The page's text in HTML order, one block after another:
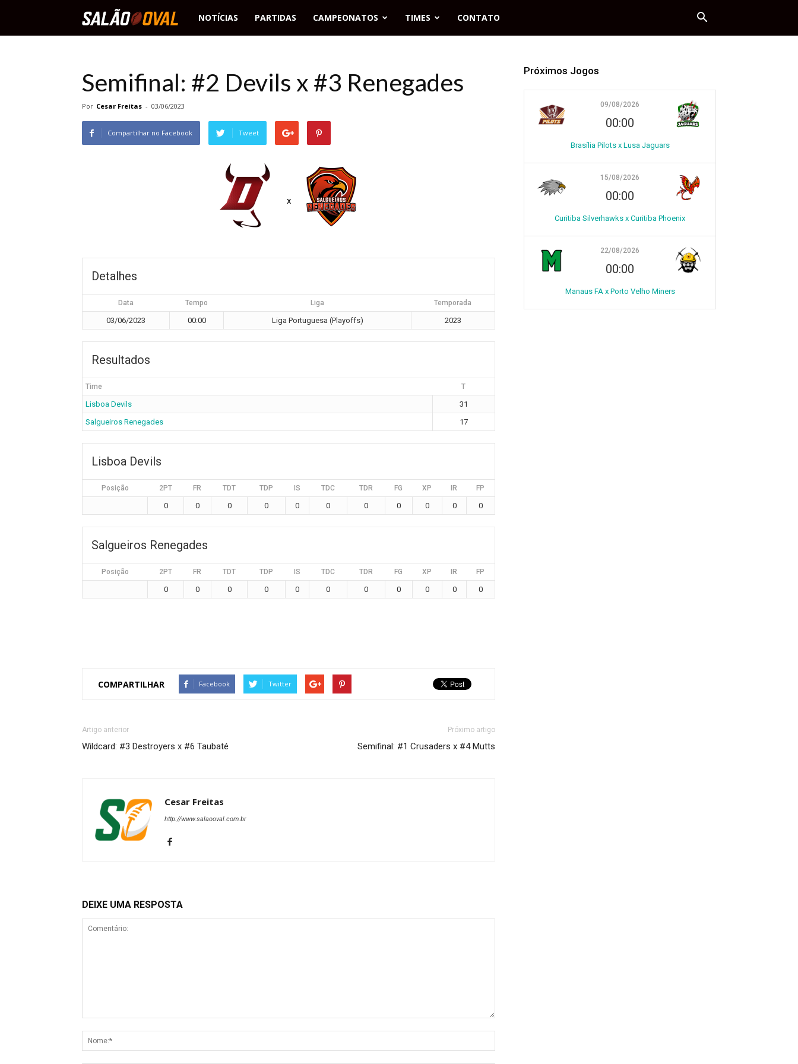
Salão
NOTÍCIAS PARTIDAS CAMPEONATOS TIMES CONTATO
Semifinal: #2 Devils x #3 Renegades
Por Cesar Freitas - 03/06/2023
Compartilhar no Facebook Tweet
x
Detalhes
Data Tempo Liga Temporada
03/06/2023 00:00 Liga Portuguesa (Playoffs) 2023
Resultados
Time T
Lisboa Devils
31
Salgueiros Renegades
17
Lisboa Devils
Posição 2PT FR TDT TDP IS TDC TDR FG XP IR FP
0 0 0 0 0 0 0 0 0 0 0
Salgueiros Renegades
Posição 2PT FR TDT TDP IS TDC TDR FG XP IR FP
0 0 0 0 0 0 0 0 0 0 0
COMPARTILHAR Facebook Twitter
Artigo anterior
Wildcard: #3 Destroyers x #6 Taubaté
Próximo artigo
Semifinal: #1 Crusaders x #4 Mutts
Cesar Freitas
http://www.salaooval.com.br
DEIXE UMA RESPOSTA
Próximos Jogos
09/08/2026
00:00
Brasília Pilots x Lusa Jaguars
15/08/2026
00:00
Curitiba Silverhawks x Curitiba Phoenix
22/08/2026
00:00
Manaus FA x Porto Velho Miners